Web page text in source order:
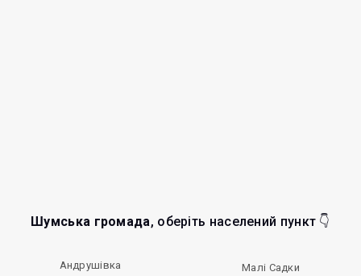
Шумська громада, оберіть населений пункт 👇
Андрушівка
Малі Садки